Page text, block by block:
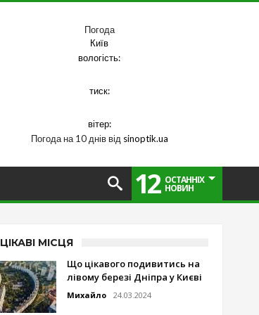
Погода
Київ
вологість:
тиск:
вітер:
Погода на 10 днів від sinoptik.ua
12 ОСТАННІХ
НОВИН
ЦІКАВІ МІСЦЯ
Що цікавого подивитись на
лівому березі Дніпра у Києві
Михайло 24.03.2024